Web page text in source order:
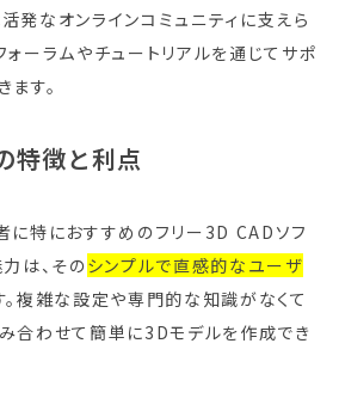
発なオンラインコミュニティに支えら
ォーラムやチュートリアルを通じてサポ
す。
徴と利点
特におすすめのフリー3D CADソフ
は、その シンプルで直感的なユーザ
。複雑な設定や専門的な知識がなくて
合わせて簡単に3Dモデルを作成でき